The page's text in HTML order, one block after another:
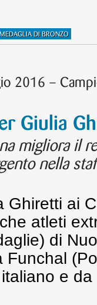
MEDAGLIA DI BRONZO
2016 –
Giulia
migliora il
nella
Ghiretti ai
atleti
di
Funchal
e